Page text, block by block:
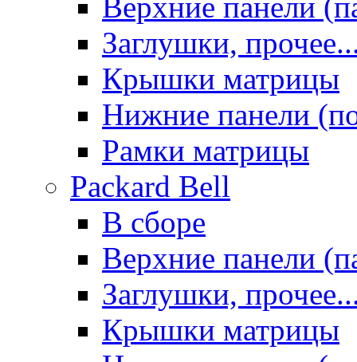
Заглушки,
Крышки матрицы
Нижние панели
Рамки матрицы
Packard Bell
В сборе
Верхние панели
Заглушки,
Крышки матрицы